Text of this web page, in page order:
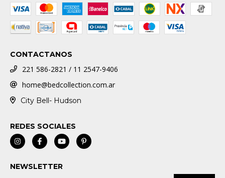
CONTACTANOS
221 586-2821 / 11 2547-9406
home@bedcollection.com.ar
City Bell- Hudson
REDES SOCIALES
NEWSLETTER